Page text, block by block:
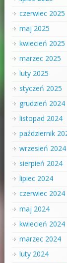
czerwiec 2025
maj 2025
kwiecień 2025
marzec 2025
luty 2025
styczeń 2025
grudzień 2024
listopad 2024
październik
wrzesień 2024
sierpień 2024
lipiec 2024
czerwiec 2024
maj 2024
kwiecień 2024
marzec 2024
luty 2024